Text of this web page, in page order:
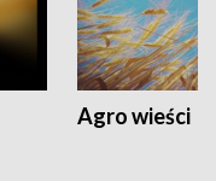
Agro wieści